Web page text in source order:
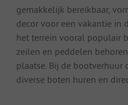
gemakkelijk bereikbaar,
decor voor een vakantie in
het terrein vooral populair
zeilen en peddelen
plaatse. Bij de bootverhuur
diverse boten huren en